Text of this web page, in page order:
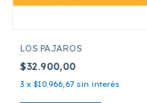
LOS PAJAROS
$32.900,00
3 x $10.966,67 sin interés